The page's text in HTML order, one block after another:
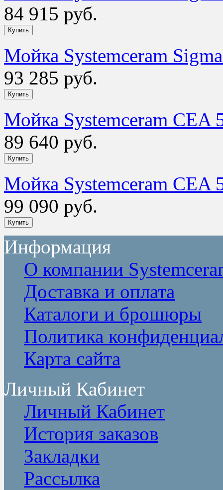
84 915 руб.
Мойка Systemceram
93 285 руб.
Мойка Systemceram CEA
89 640 руб.
Мойка Systemceram CEA
99 090 руб.
Информация
О компании
Доставка и оплата
Каталоги и брошюры
Политика
Карта сайта
Личный Кабинет
Личный Кабинет
История заказов
Закладки
Рассылка